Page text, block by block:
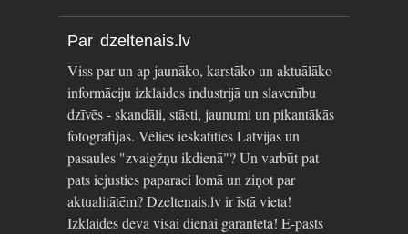
Par dzeltenais.lv
Viss par un ap jaunāko, karstāko un aktuālāko
informāciju izklaides industrijā un slavenību
dzīvēs - skandāli, stāsti, jaunumi un pikantākās
fotogrāfijas. Vēlies ieskatīties Latvijas un
pasaules "zvaigžņu ikdienā"? Un varbūt pat
pats iejusties paparaci lomā un ziņot par
aktualitātēm? Dzeltenais.lv ir īstā vieta!
Izklaides deva visai dienai garantēta! E-pasts